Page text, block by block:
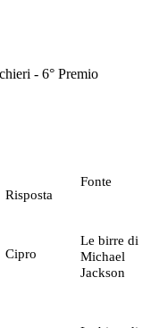
- 6° Premio
Risposta
Fonte
Cipro
Le birre di
Michael
Jackson